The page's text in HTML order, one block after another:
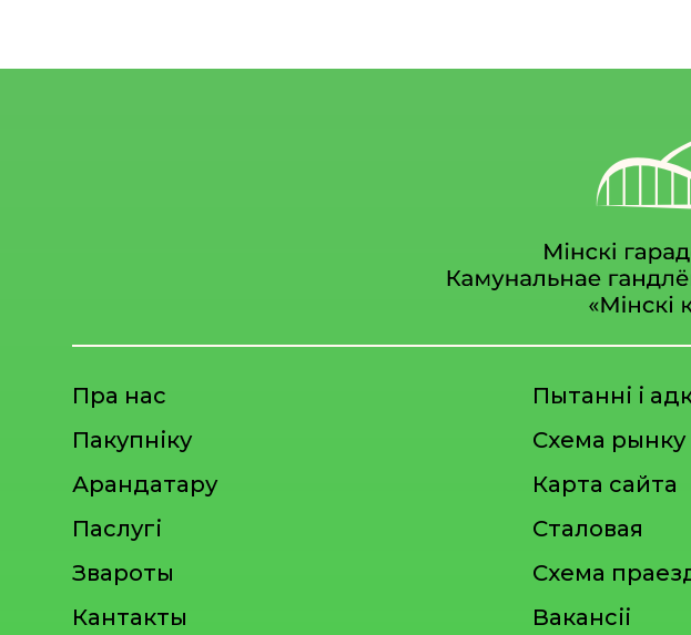
Пра нас
Пакупніку
Арандатару
Паслугі
Звароты
Кантакты
Пытанні і
Схема рынку
Карта сайта
Сталовая
Схема
Вакансіі